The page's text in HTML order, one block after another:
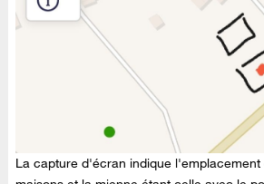
La capture d'écran indique l'emplacement